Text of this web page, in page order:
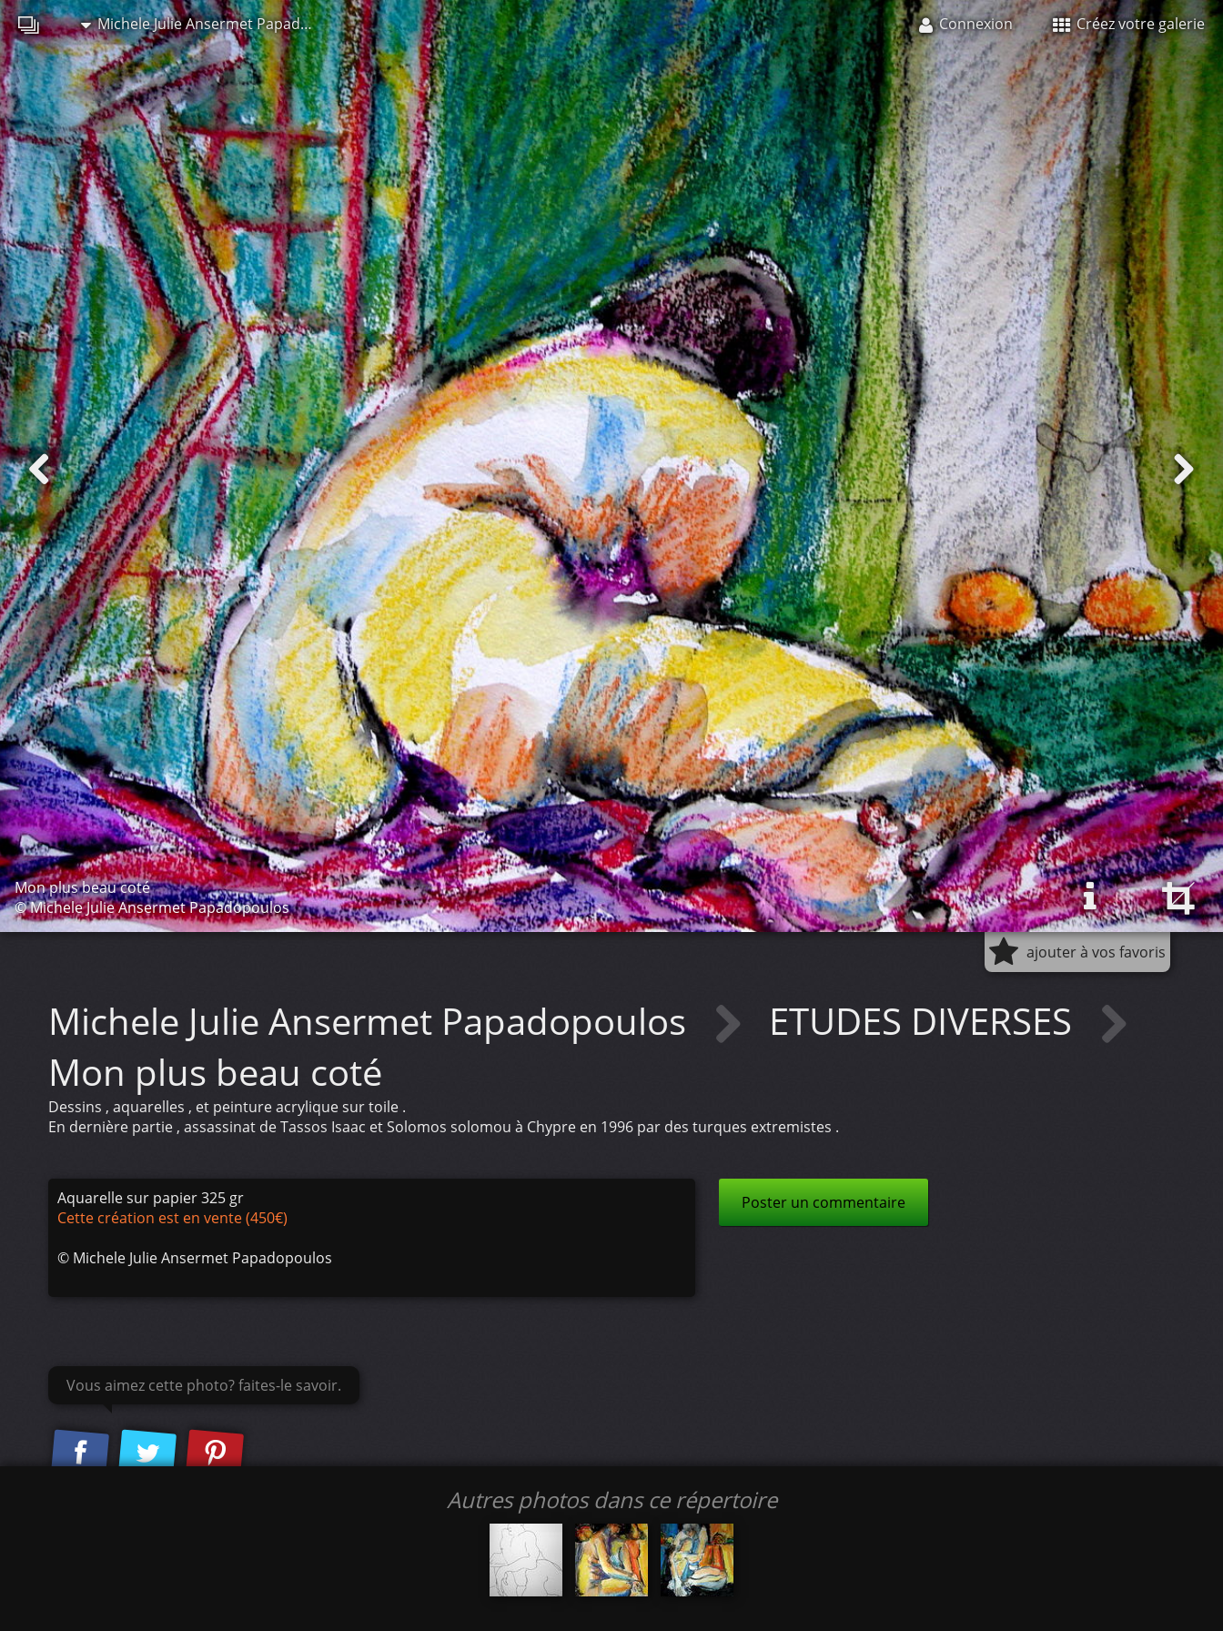
Michele Julie Ansermet Papadopoulos Connexion Créez votre galerie
Mon plus beau coté
© Michele Julie Ansermet Papadopoulos
ajouter à vos favoris
Michele Julie Ansermet Papadopoulos
ETUDES DIVERSES
Mon plus beau coté
Dessins , aquarelles , et peinture acrylique sur toile .
En dernière partie , assassinat de Tassos Isaac et Solomos solomou à Chypre en 1996 par des turques extremistes .
Aquarelle sur papier 325 gr
Cette création est en vente (450€)
© Michele Julie Ansermet Papadopoulos
Poster un commentaire
Vous aimez cette photo? faites-le savoir.
Autres photos dans ce répertoire